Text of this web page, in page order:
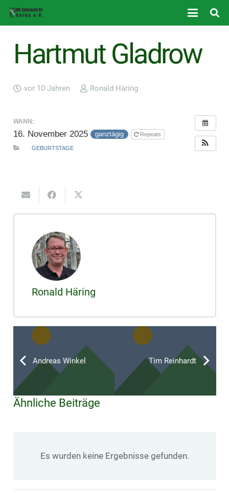
Hartmut Gladrow
vor 10 Jahren Ronald Häring
WANN:
16. November 2025 ganztägig Repeats
GEBURTSTAGE
Ronald Häring
Andreas Winkel Tim Reinhardt
Ähnliche Beiträge
Es wurden keine Ergebnisse gefunden.